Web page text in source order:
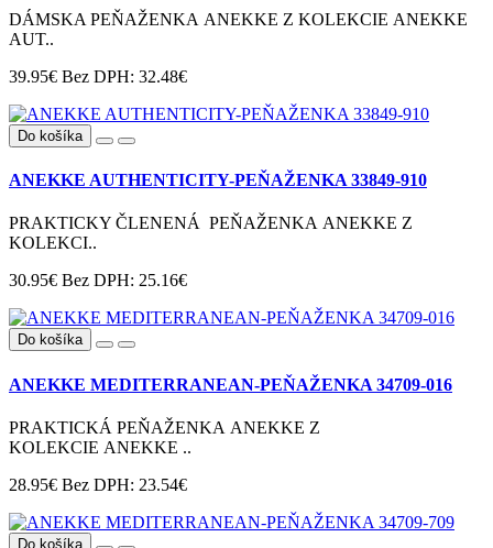
DÁMSKA PEŇAŽENKA ANEKKE Z KOLEKCIE ANEKKE
AUT..
39.95€ Bez DPH: 32.48€
Do košíka
ANEKKE AUTHENTICITY-PEŇAŽENKA 33849-910
PRAKTICKY ČLENENÁ PEŇAŽENKA ANEKKE Z
KOLEKCI..
30.95€ Bez DPH: 25.16€
Do košíka
ANEKKE MEDITERRANEAN-PEŇAŽENKA 34709-016
PRAKTICKÁ PEŇAŽENKA ANEKKE Z
KOLEKCIE ANEKKE ..
28.95€ Bez DPH: 23.54€
Do košíka